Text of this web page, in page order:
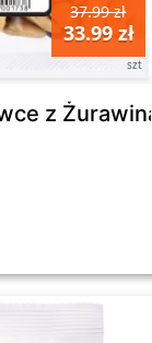
37.99 zł
33.99 zł
szt
z Żurawiną